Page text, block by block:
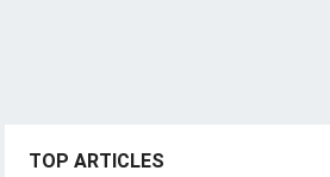
TOP ARTICLES